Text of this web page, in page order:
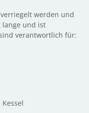
werden und
lange und ist
verantwortlich für: